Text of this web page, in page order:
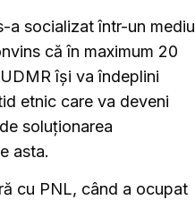
a socializat într-un mediu
că în maximum 20
își va îndeplini
etnic care va deveni
soluționarea
asta.
cu PNL, când a ocupat